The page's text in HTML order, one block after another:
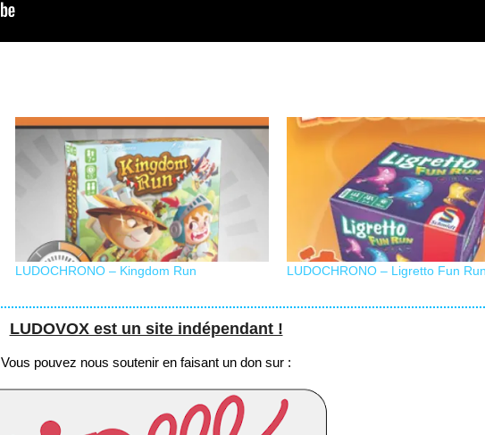
LUDOCHRONO – Kingdom Run LUDOCHRONO – Ligretto Fun
LUDOVOX est un site indépendant !
Vous pouvez nous soutenir en faisant un don sur :